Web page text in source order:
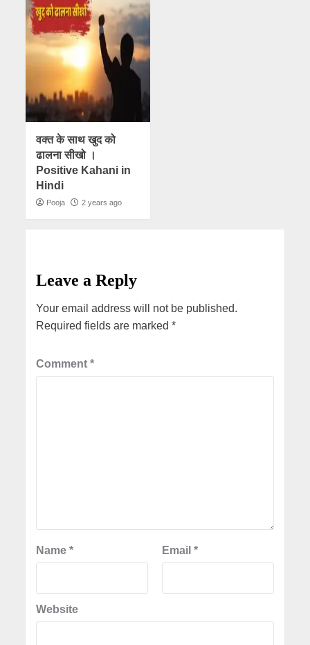
वक्त के साथ खुद को
ढालना सीखो ।
Positive Kahani in
Hindi
Pooja 2 years ago
Leave a Reply
Your email address will not be published.
Required fields are marked*
Comment*
Name* Email *
Website